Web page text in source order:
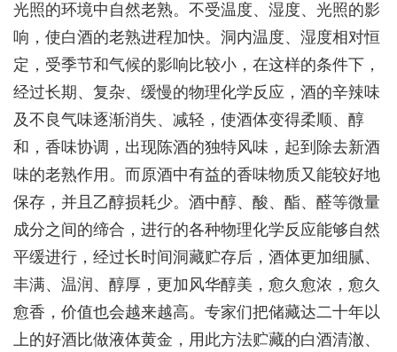
光照的环境中自然老熟。不受温度、湿度、光照的影
响，使白酒的老熟进程加快。洞内温度、湿度相对恒
定，受季节和气候的影响比较小，在这样的条件下，
经过长期、复杂、缓慢的物理化学反应，酒的辛辣味
及不良气味逐渐消失、减轻，使酒体变得柔顺、醇
和，香味协调，出现陈酒的独特风味，起到除去新酒
味的老熟作用。而原酒中有益的香味物质又能较好地
保存，并且乙醇损耗少。酒中醇、酸、酯、醛等微量
成分之间的缔合，进行的各种物理化学反应能够自然
平缓进行，经过长时间洞藏贮存后，酒体更加细腻、
丰满、温润、醇厚，更加风华醇美，愈久愈浓，愈久
愈香，价值也会越来越高。专家们把储藏达二十年以
上的好酒比做液体黄金，用此方法贮藏的白酒清澈、